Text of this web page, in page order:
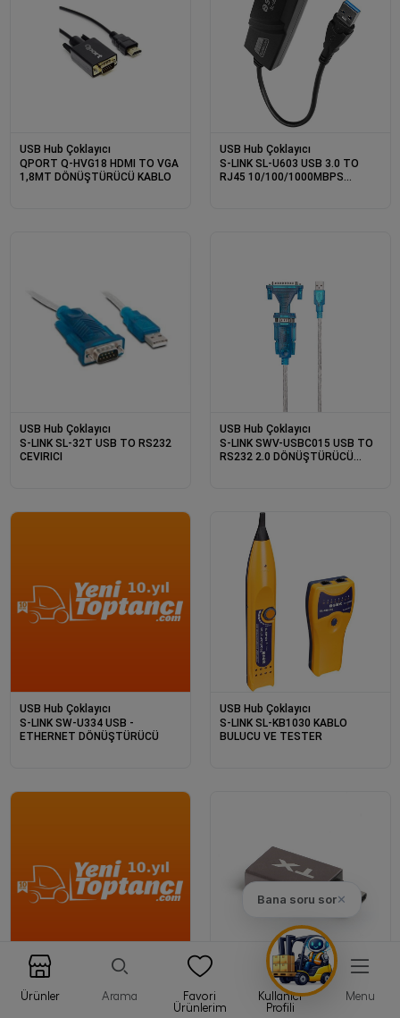
Bana soru sor✕
Ürünler Arama
Favori
Ürünlerim
Kullanıcı
Profili
Menu
USB Hub Çoklayıcı
QPORT Q-HVG18 HDMI TO VGA
1,8MT DÖNÜŞTÜRÜCÜ KABLO
USB Hub Çoklayıcı
S-LINK SL-U603 USB 3.0 TO
RJ45 10/100/1000MBPS
USB Hub Çoklayıcı
S-LINK SL-32T USB TO RS232
CEVIRICI
USB Hub Çoklayıcı
S-LINK SWV-USBC015 USB TO
RS232 2.0 DÖNÜŞTÜRÜCÜ
USB Hub Çoklayıcı
S-LINK SW-U334 USB -
ETHERNET DÖNÜŞTÜRÜCÜ
USB Hub Çoklayıcı
S-LINK SL-KB1030 KABLO
BULUCU VE TESTER
USB Hub Çoklayıcı
HYTECH HY-HV35 HDMI TO VGA
USB Hub Çoklayıcı
TX TX-AC-U01 TYPE-C TO USB